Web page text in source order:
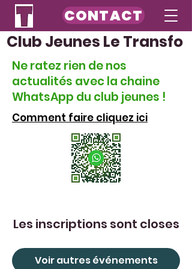
CONTACT
Club Jeunes Le Transfo
Ne ratez rien de nos
actualités avec la chaine
WhatsApp du club jeunes !
Comment faire cliquez ici
Les inscriptions sont closes
Voir autres événements